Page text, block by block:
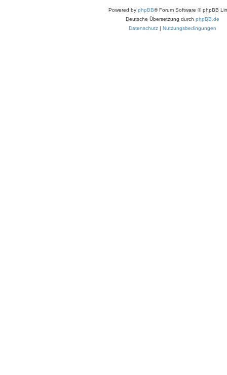
Powered by phpBB® Forum Software © phpBB
Deutsche Übersetzung durch phpBB.de
Datenschutz | Nutzungsbedingungen